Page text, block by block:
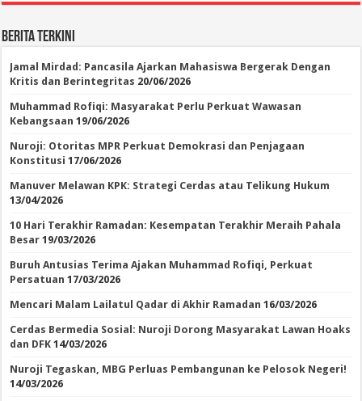
Berita Terkini
Jamal Mirdad: Pancasila Ajarkan Mahasiswa Bergerak Dengan
Kritis dan Berintegritas 20/06/2026
Muhammad Rofiqi: Masyarakat Perlu Perkuat Wawasan
Kebangsaan 19/06/2026
Nuroji: Otoritas MPR Perkuat Demokrasi dan Penjagaan
Konstitusi 17/06/2026
Manuver Melawan KPK: Strategi Cerdas atau Telikung Hukum
13/04/2026
10 Hari Terakhir Ramadan: Kesempatan Terakhir Meraih Pahala
Besar 19/03/2026
Buruh Antusias Terima Ajakan Muhammad Rofiqi, Perkuat
Persatuan 17/03/2026
Mencari Malam Lailatul Qadar di Akhir Ramadan 16/03/2026
Cerdas Bermedia Sosial: Nuroji Dorong Masyarakat Lawan Hoaks
dan DFK 14/03/2026
Nuroji Tegaskan, MBG Perluas Pembangunan ke Pelosok Negeri!
14/03/2026